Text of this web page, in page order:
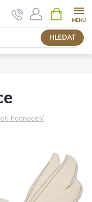
HLEDAT
NÁKUPNÍ
KOŠÍK
hodnocení